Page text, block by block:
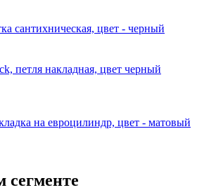
сантихническая, цвет - черный
петля накладная, цвет черный
на евроцилиндр, цвет - матовый
сегменте